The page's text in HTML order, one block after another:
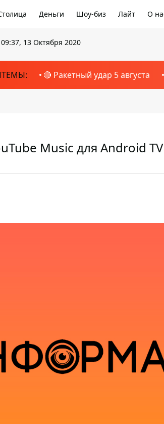
Деньги Шоу-биз Лайт О
09:37, 13 Октября 2020
🔴 Ракетный удар 5 августа
Music для Android TV